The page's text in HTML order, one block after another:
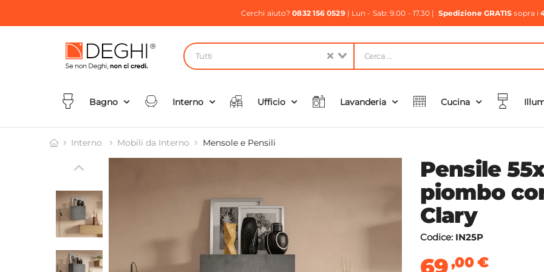
Cerchi aiuto?0832 156 0529| Lun - Sab: 9.00 - 17.30 | Spedizione GRATIS sopra i
Tutti
Bagno Interno Ufficio Lavanderia Cucina
Interno Mobili da Interno Mensole e Pensili
Pensile
piombo
Clary
Codice: IN25P
,00€